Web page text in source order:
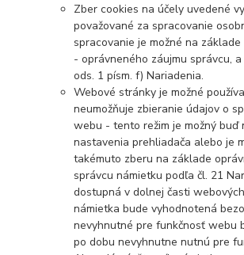
Zber cookies na účely uvedené
považované za spracovanie
spracovanie je možné na
- oprávneného záujmu správcu,
ods. 1 písm. f) Nariadenia.
Webové stránky je možné
neumožňuje zbieranie údajov o
webu - tento režim je možný buď
nastavenia prehliadača alebo je
takémuto zberu na základe
správcu námietku podľa čl. 21
dostupná v dolnej časti
námietka bude vyhodnotená
nevyhnutné pre funkčnosť webu
po dobu nevyhnutne nutnú pre